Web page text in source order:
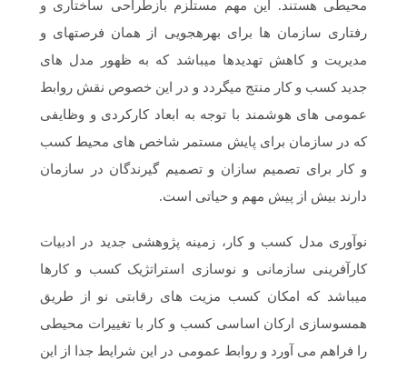
محیطی هستند. این مهم مستلزم بازطراحی ساختاری و
رفتاری سازمان ها برای بهره‏جویی از همان فرصت‏های و
مدیریت و کاهش تهدیدها می‏باشد که به ظهور مدل های
جدید کسب و کار منتج می‏گردد و در این خصوص نقش روابط
عمومی های هوشمند با توجه به ابعاد کارکردی و وظایفی
که در سازمان برای پایش مستمر شاخص های محیط کسب
و کار برای تصمیم سازان و تصمیم گیرندگان در سازمان
دارند بیش از پیش مهم و حیاتی است.
نوآوری مدل کسب و کار، زمینه پژوهشی جدید در ادبیات
کارآفرینی سازمانی و نوسازی استراتژیک کسب و کارها
می‏باشد که امکان کسب مزیت های رقابتی نو از طریق
همسوسازی ارکان اساسی کسب و کار با تغییرات محیطی
را فراهم می آورد و روابط عمومی در این شرایط جدا از این